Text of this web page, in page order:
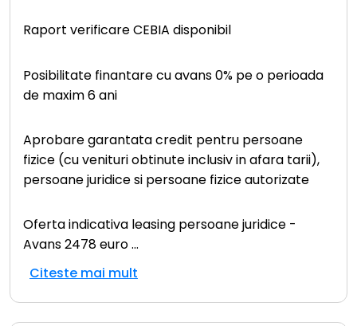
Raport verificare CEBIA disponibil
Posibilitate finantare cu avans 0% pe o perioada
de maxim 6 ani
Aprobare garantata credit pentru persoane
fizice (cu venituri obtinute inclusiv in afara tarii),
persoane juridice si persoane fizice autorizate
Oferta indicativa leasing persoane juridice -
Avans 2478 euro...
Citeste mai mult